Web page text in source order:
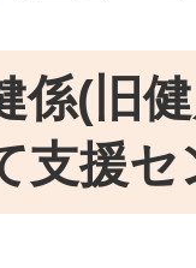
係(旧
支援